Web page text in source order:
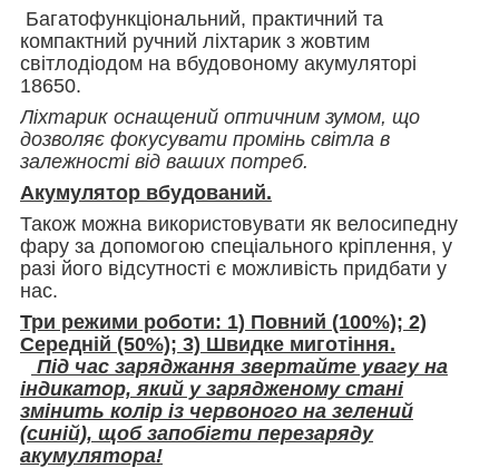
Багатофункціональний, практичний та
компактний ручний ліхтарик з жовтим
світлодіодом на вбудовоному акумуляторі
18650.
Ліхтарик оснащений оптичним зумом, що
дозволяє фокусувати промінь світла в
залежності від ваших потреб.
Акумулятор вбудований.
Також можна використовувати як велосипедну
фару за допомогою спеціального кріплення, у
разі його відсутності є можливість придбати у
нас.
Три режими роботи: 1) Повний (100%); 2)
Середній (50%); 3) Швидке миготіння.
Під час заряджання звертайте увагу на
індикатор, який у зарядженому стані
змінить колір із червоного на зелений
(синій), щоб запобігти перезаряду
акумулятора!